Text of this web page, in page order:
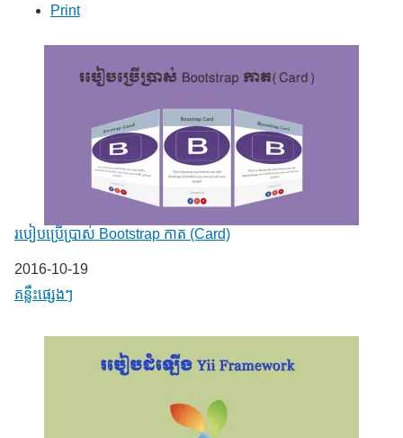
Print
របៀបប្រើប្រាស់ Bootstrap កាត (Card)
Date
2016-10-19
In relation to
គន្លឹះផ្សេងៗ